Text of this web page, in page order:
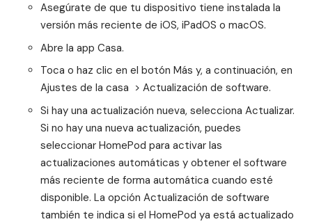
Asegúrate de que tu dispositivo tiene instalada la
versión más reciente de iOS, iPadOS o macOS.
Abre la app Casa.
Toca o haz clic en el botón Más y, a continuación, en
Ajustes de la casa > Actualización de software.
Si hay una actualización nueva, selecciona Actualizar.
Si no hay una nueva actualización, puedes
seleccionar HomePod para activar las
actualizaciones automáticas y obtener el software
más reciente de forma automática cuando esté
disponible. La opción Actualización de software
también te indica si el HomePod ya está actualizado